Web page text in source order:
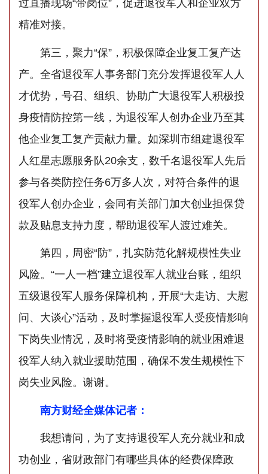
过直播现场“带岗位”，促进退役军人和企业双方
精准对接。
第三，聚力“保”，积极保障企业复工复产达
产。全省退役军人事务部门充分发挥退役军人人
才优势，号召、组织、协助广大退役军人积极投
身疫情防控第一线，为退役军人创办企业乃至其
他企业复工复产贡献力量。如深圳市组建退役军
人红星志愿服务队20余支，数千名退役军人先后
参与各类防控任务6万多人次，对符合条件的退
役军人创办企业，会同有关部门加大创业担保贷
款及贴息支持力度，帮助退役军人渡过难关。
第四，周密“防”，扎实防范化解规模性失业
风险。“一人一档”建立退役军人就业台账，组织
五级退役军人服务保障机构，开展“大走访、大慰
问、大谈心”活动，及时掌握退役军人受疫情影响
下岗失业情况，及时将受疫情影响的就业困难退
役军人纳入就业援助范围，确保不发生规模性下
岗失业风险。谢谢。
南方财经全媒体记者：
我想请问，为了支持退役军人充分就业和成
功创业，省财政部门有哪些具体的经费保障政